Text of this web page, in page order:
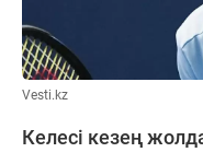
Vesti.kz
Келесі кезең